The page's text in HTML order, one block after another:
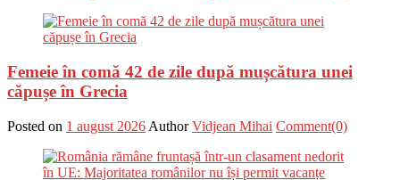
Femeie în comă 42 de zile după mușcătura unei
căpușe în Grecia
Posted on 1 august 2026 Author Vidjean Mihai Comment(0)